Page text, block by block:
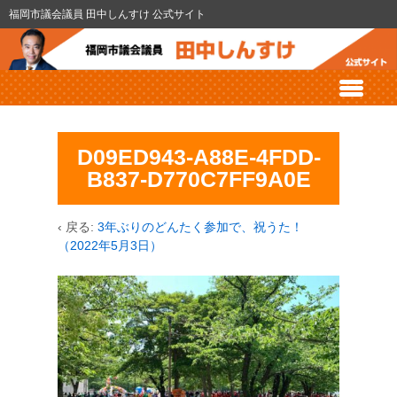
福岡市議会議員 田中しんすけ 公式サイト
D09ED943-A88E-4FDD-
B837-D770C7FF9A0E
‹ 戻る: 3年ぶりのどんたく参加で、祝うた！
（2022年5月3日）